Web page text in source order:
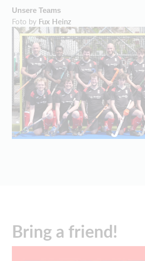
Unsere Teams
Foto by Fux Heinz
Bring a friend!